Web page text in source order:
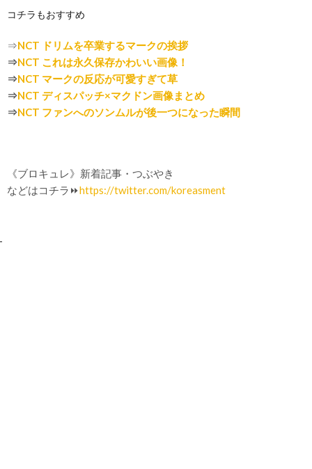
コチラもおすすめ
⇒NCT ドリムを卒業するマークの挨拶
⇒NCT これは永久保存かわいい画像！
⇒NCT マークの反応が可愛すぎて草
⇒NCT ディスパッチ×マクドン画像まとめ
⇒NCT ファンへのソンムルが後一つになった瞬間
《ブロキュレ》新着記事・つぶやき
などはコチラ⏩https://twitter.com/koreasment